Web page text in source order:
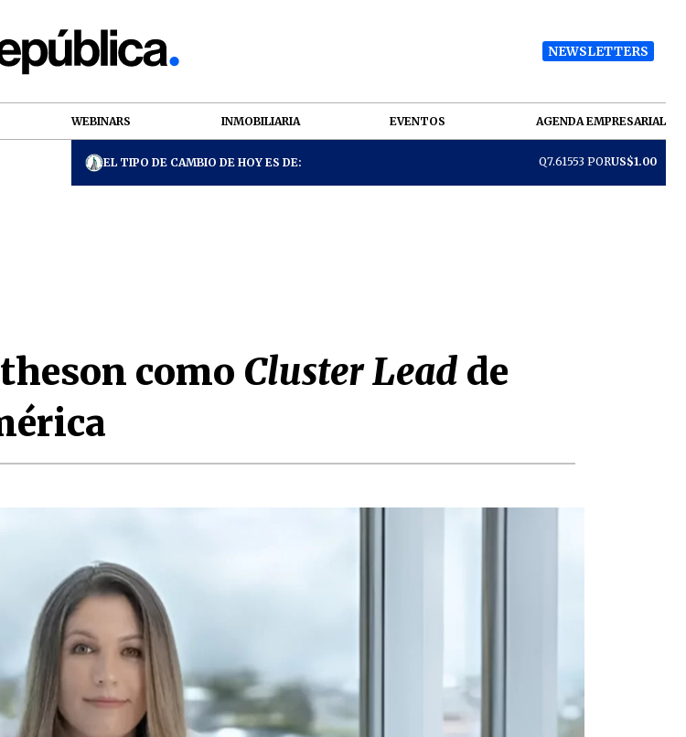
NEWSLETTERS
WEBINARS INMOBILIARIA EVENTOS AGENDA EMPRESARIAL
EL TIPO DE CAMBIO DE HOY ES DE: Q7.61553 PORUS$1.00
como Cluster Lead de